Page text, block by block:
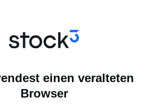
einen veralteten
Browser